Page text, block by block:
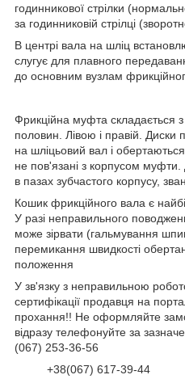
годинникової стрілки
за годинниковій стрілці
В центрі вала на шліц
слугує для плавного
до основним вузлам
Фрикційна муфта складається
половин. Лівою і правій. Диски
на шліцьовий вал і
не пов'язані з корпусом муфти.
в пазах зубчастого корпусу,
Кошик фрикційного вала є
У разі неправильного
може зірвати (гальмування
перемикання швидкості
положення
У зв'язку з неправильною
сертифікації продавця на
прохання!! Не оформляйте
відразу телефонуйте за
(067) 253-36-56
+38(067) 617-39-44